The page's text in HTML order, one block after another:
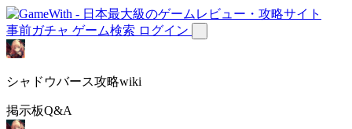
事前ガチャ ゲーム検索 ログイン
シャドウバース攻略wiki
掲示板Q&A